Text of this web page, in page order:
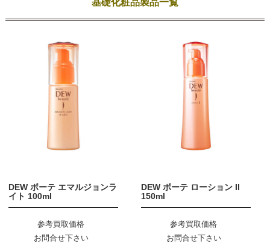
DEW ボーテ エマルジョンラ
イト 100ml
参考買取価格
お問合せ下さい
DEW ボーテ ローション II
150ml
参考買取価格
お問合せ下さい